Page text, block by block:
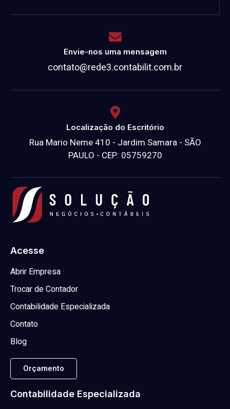
Envie-nos uma mensagem
contato@rede3.contabilit.com.br
Localização do Escritório
Rua Mario Neme 410 - Jardim Samara - SÃO
PAULO - CEP: 05759270
Acesse
Abrir Empresa
Trocar de Contador
Contabilidade Especializada
Contato
Blog
Orçamento
Contabilidade Especializada